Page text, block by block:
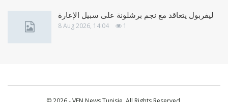
ليفربول يتعاقد مع نجم برشلونة على سبيل الإعارة
8 Aug 2026, 14:04 1